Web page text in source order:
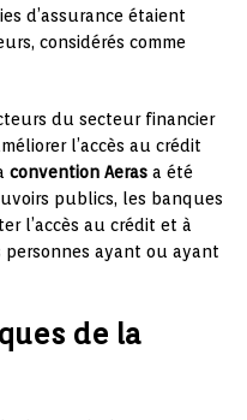
d’assurance étaient
considérés comme
du secteur financier
l’accès au crédit
convention Aeras a été
publics, les banques
l’accès au crédit et à
ayant ou ayant
de la